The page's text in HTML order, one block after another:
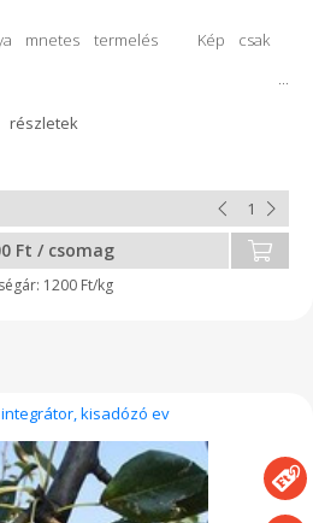
mnetes termelés Kép csak
Ft / csomag
1200 Ft/kg
kisadózó ev